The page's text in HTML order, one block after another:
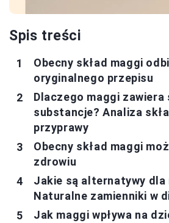
Spis treści
Obecny skład maggi
oryginalnego przepisu
Dlaczego maggi
substancje? Analiza
przyprawy
Obecny skład maggi
zdrowiu
Jakie są alternatywy dla
Naturalne zamienniki w
Jak maggi wpływa na